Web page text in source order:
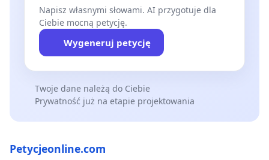
Napisz własnymi słowami. AI przygotuje dla
Ciebie mocną petycję.
Wygeneruj petycję
Twoje dane należą do Ciebie
Prywatność już na etapie projektowania
Petycjeonline.com